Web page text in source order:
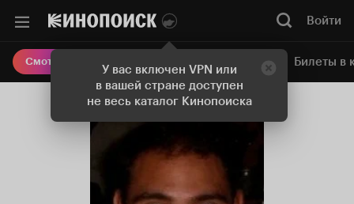
У вас включен VPN или
в вашей стране доступен
не весь каталог Кинопоиска
Войти
Смотреть кино Онлайн-кинотеатр Билеты в